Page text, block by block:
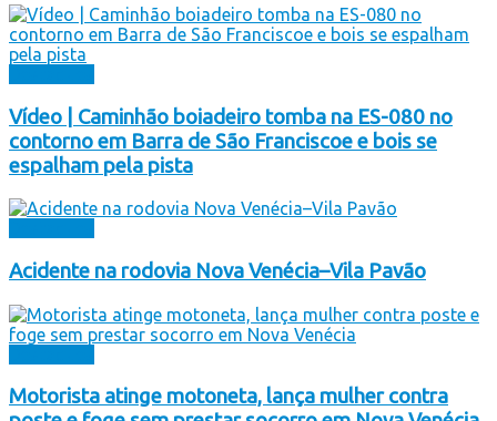
Vídeo | Caminhão boiadeiro tomba na ES-080 no
contorno em Barra de São Franciscoe e bois se
espalham pela pista
Acidente na rodovia Nova Venécia–Vila Pavão
Motorista atinge motoneta, lança mulher contra